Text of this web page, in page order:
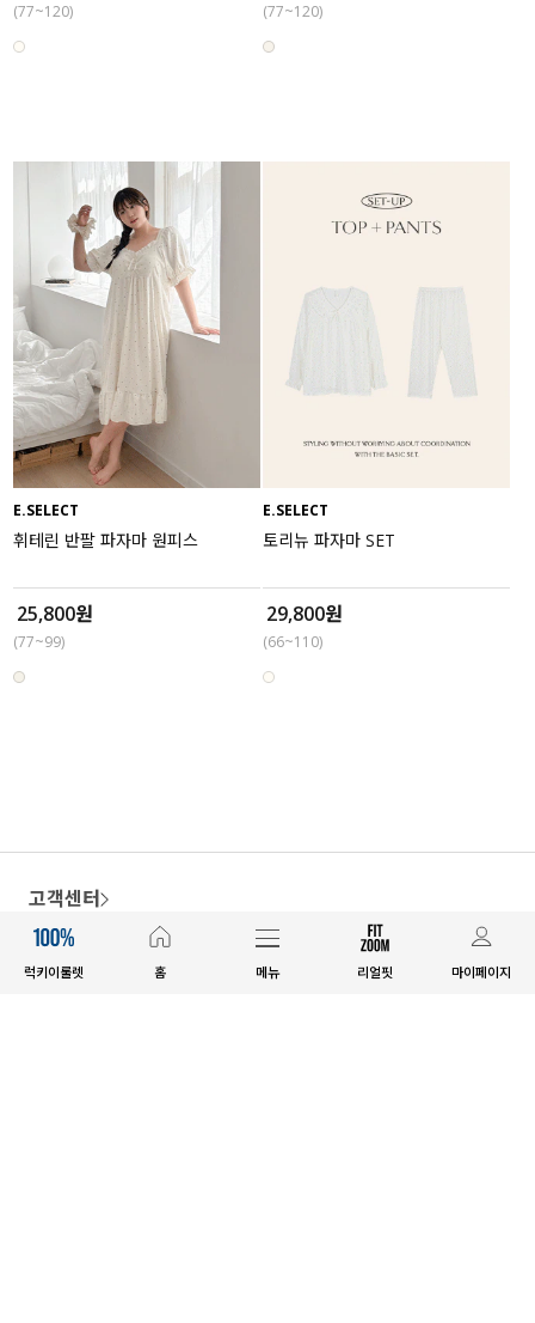
럭키이룰렛 홈 메뉴 리얼핏 마이페이지
(77~120) (77~120)
E.SELECT
휘테린 반팔 파자마 원피스
25,800원
(77~99)
E.SELECT
토리뉴 파자마 SET
29,800원
(66~110)
고객센터
1644-7583
평일 09:30~17:00 토요일 10:00~15:00